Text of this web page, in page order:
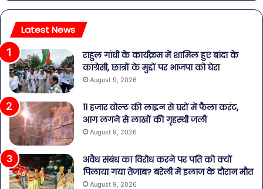
Latest News
राहुल गांधी के कार्यक्रम में शामिल हुए बांदा के
कांग्रेसी, छात्रों के मुद्दों पर भाजपा को घेरा
August 9, 2026
11 हजार वोल्ट की लाइन से घरों में फैला करंट,
आग लगने से लाखों की गृहस्थी जली
August 9, 2026
अवैध संबंध का विरोध करने पर पति को क्यों
पिलाया गया तेजाब? बरेली में इलाज के दौरान मौत
August 9, 2026